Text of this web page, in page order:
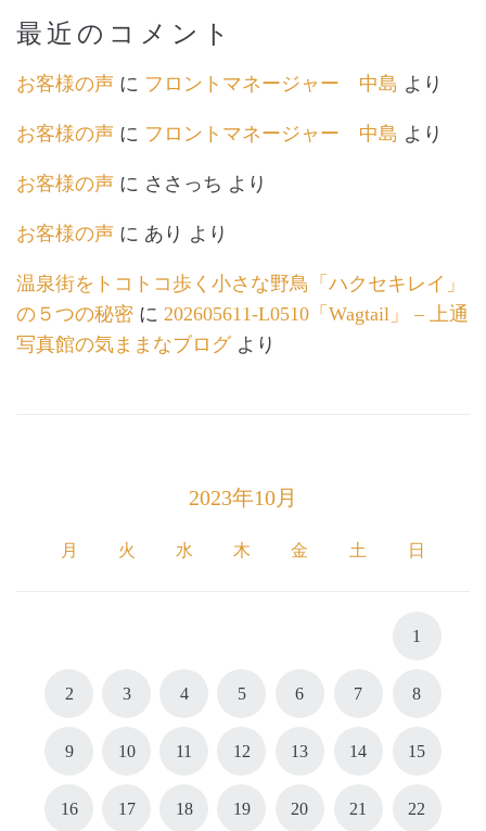
最近のコメント
お客様の声 に フロントマネージャー 中島 より
お客様の声 に フロントマネージャー 中島 より
お客様の声 に ささっち より
お客様の声 に あり より
温泉街をトコトコ歩く小さな野鳥「ハクセキレイ」
の５つの秘密 に 202605611-L0510「Wagtail」 – 上通
写真館の気ままなブログより
2023年10月
月 火 水 木 金 土 日
1
2 3 4 5 6 7 8
9 10 11 12 13 14 15
16 17 18 19 20 21 22